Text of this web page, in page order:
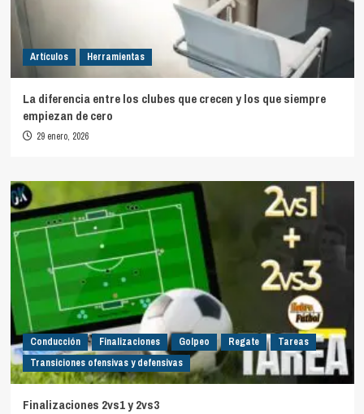
Artículos Herramientas
La diferencia entre los clubes que crecen y los que siempre
empiezan de cero
29 enero, 2026
Conducción Finalizaciones Golpeo Regate
Tareas
Transiciones ofensivas y defensivas
Finalizaciones 2vs1 y 2vs3